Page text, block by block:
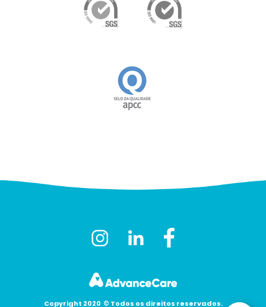
Copyright 2020 © Todos os direitos reservados.